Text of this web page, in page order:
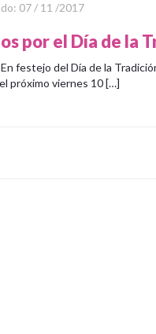
07 / 11 /2017
por el Día de la
En festejo del Día de la
próximo viernes 10 […]